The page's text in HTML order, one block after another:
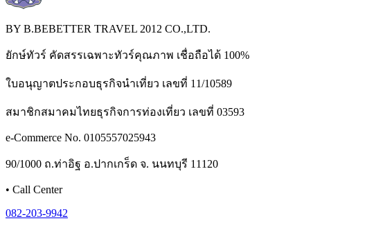
BY B.BEBETTER TRAVEL 2012 CO.,LTD.
ยักษ์ทัวร์ คัดสรรเฉพาะทัวร์คุณภาพ เชื่อถือได้ 100%
ใบอนุญาตประกอบธุรกิจนำเที่ยว เลขที่ 11/10589
สมาชิกสมาคมไทยธุรกิจการท่องเที่ยว เลขที่ 03593
e-Commerce No. 0105557025943
90/1000 ถ.ท่าอิฐ อ.ปากเกร็ด จ. นนทบุรี 11120
• Call Center
082-203-9942